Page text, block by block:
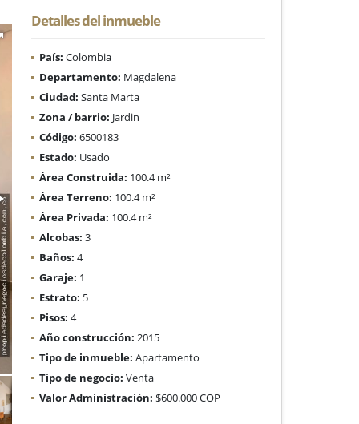
Detalles del inmueble
País: Colombia
Departamento: Magdalena
Ciudad: Santa Marta
Zona / barrio: Jardin
Código: 6500183
Estado: Usado
Área Construida: 100.4 m²
Área Terreno: 100.4 m²
Área Privada: 100.4 m²
Alcobas: 3
Baños: 4
Garaje: 1
Estrato: 5
Pisos: 4
Año construcción: 2015
Tipo de inmueble: Apartamento
Tipo de negocio: Venta
Valor Administración: $600.000 COP